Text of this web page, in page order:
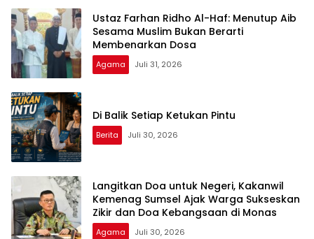
Ustaz Farhan Ridho Al-Haf: Menutup Aib
Sesama Muslim Bukan Berarti
Membenarkan Dosa
Agama Juli 31, 2026
Di Balik Setiap Ketukan Pintu
Berita Juli 30, 2026
Langitkan Doa untuk Negeri, Kakanwil
Kemenag Sumsel Ajak Warga Sukseskan
Zikir dan Doa Kebangsaan di Monas
Agama Juli 30, 2026